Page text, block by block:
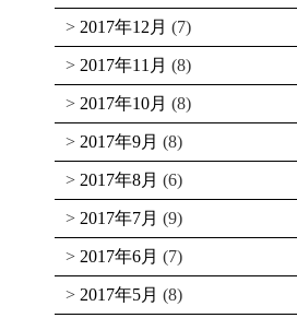
2017年12月 (7)
2017年11月 (8)
2017年10月 (8)
2017年9月 (8)
2017年8月 (6)
2017年7月 (9)
2017年6月 (7)
2017年5月 (8)